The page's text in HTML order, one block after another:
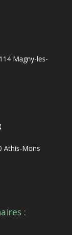
Magny-les-
Athis-Mons
: